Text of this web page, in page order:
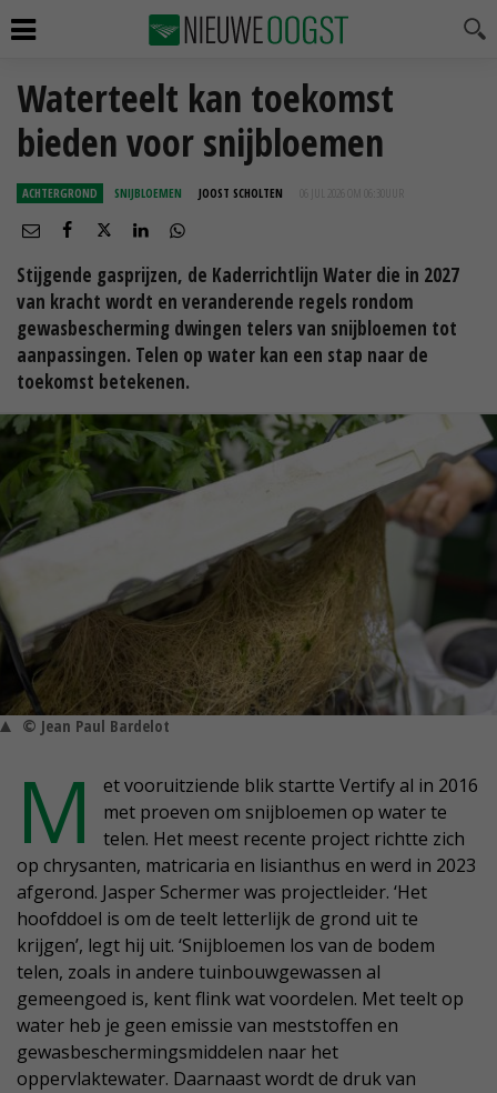
Waterteelt kan toekomst
bieden voor snijbloemen
ACHTERGROND SNIJBLOEMEN JOOST SCHOLTEN 06 JUL 2026 OM 06:30
Stijgende gasprijzen, de Kaderrichtlijn Water die in 2027
van kracht wordt en veranderende regels rondom
gewasbescherming dwingen telers van snijbloemen tot
aanpassingen. Telen op water kan een stap naar de
toekomst betekenen.
© Jean Paul Bardelot
M
et vooruitziende blik startte Vertify al in 2016
met proeven om snijbloemen op water te
telen. Het meest recente project richtte zich
op chrysanten, matricaria en lisianthus en werd in 2023
afgerond. Jasper Schermer was projectleider. ‘Het
hoofddoel is om de teelt letterlijk de grond uit te
krijgen’, legt hij uit. ‘Snijbloemen los van de bodem
telen, zoals in andere tuinbouwgewassen al
gemeengoed is, kent flink wat voordelen. Met teelt op
water heb je geen emissie van meststoffen en
gewasbeschermingsmiddelen naar het
oppervlaktewater. Daarnaast wordt de druk van